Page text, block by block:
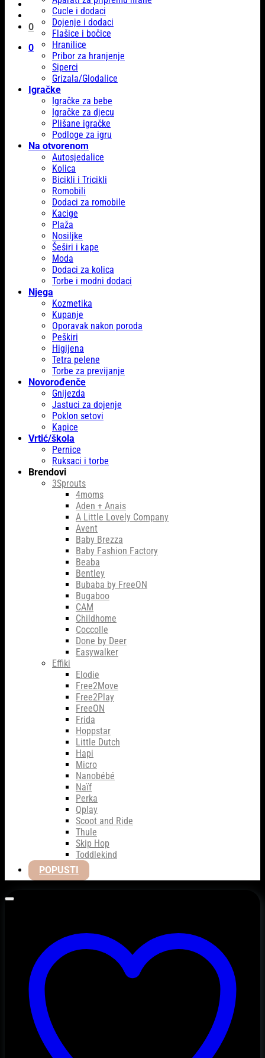
0
0
Cucle i dodaci
Dojenje i dodaci
Flašice i bočice
Hranilice
Pribor za hranjenje
Siperci
Grizala/Glodalice
Igračke
Igračke za bebe
Igračke za djecu
Plišane igračke
Podloge za igru
Na otvorenom
Autosjedalice
Kolica
Bicikli i Tricikli
Romobili
Dodaci za romobile
Kacige
Plaža
Nosiljke
Šeširi i kape
Moda
Dodaci za kolica
Torbe i modni dodaci
Njega
Kozmetika
Kupanje
Oporavak nakon poroda
Peškiri
Higijena
Tetra pelene
Torbe za previjanje
Novorođenče
Gnijezda
Jastuci za dojenje
Poklon setovi
Kapice
Vrtić/škola
Pernice
Ruksaci i torbe
Brendovi
3Sprouts
4moms
Aden + Anais
A Little Lovely Company
Avent
Baby Brezza
Baby Fashion Factory
Beaba
Bentley
Bubaba by FreeON
Bugaboo
CAM
Childhome
Coccolle
Done by Deer
Easywalker
Effiki
Elodie
Free2Move
Free2Play
FreeON
Frida
Hoppstar
Little Dutch
Hapi
Micro
Nanobébé
Naïf
Perka
Qplay
Scoot and Ride
Thule
Skip Hop
Toddlekind
POPUSTI